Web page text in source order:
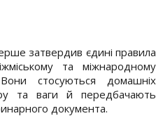
затвердив єдині правила
та міжнародному
стосуються домашніх
та ваги й передбачають
документа.